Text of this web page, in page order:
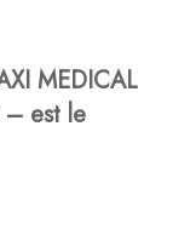
MEDICAL
– est le